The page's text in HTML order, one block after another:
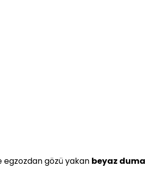
egzozdan gözü yakan beyaz